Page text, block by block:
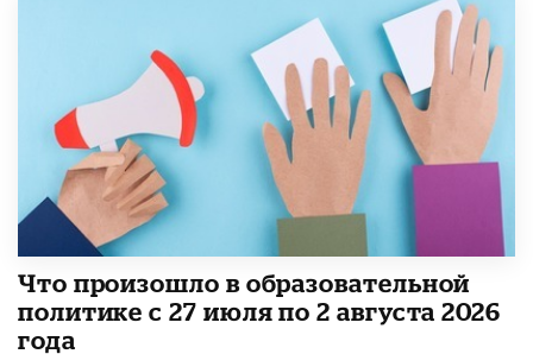
​Что произошло в образовательной
политике с 27 июля по 2 августа 2026
года